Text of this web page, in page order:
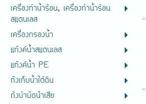
เครื่องทำน้ำร้อน, เครื่องทำน้ำร้อน
สแตนเลส
เครื่องกรองน้ำ
แท้งค์น้ำสแตนเลส
แท้งค์น้ำ PE
ถังเก็บน้ำใต้ดิน
ถังบําบัดน้ําเสีย